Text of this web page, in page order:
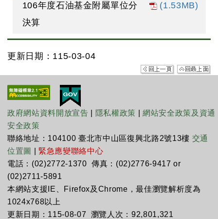
106年度石油基金附屬單位分
決算
(1.53MB)
更新日期：115-03-04
政府網站資料開放宣告 隱私權政策 |網站安全政策及資通
安全政策
聯絡地址：104100 臺北市中山區復興北路2號13樓 交通
位置圖
緊急應變聯絡中心
電話：(02)2772-1370 傳真：(02)2776-9417 or
(02)2711-5891
本網站支援IE、Firefox及Chrome，最佳瀏覽解析度為
1024x768以上
更新日期：115-08-07 瀏覽人次：92,801,321